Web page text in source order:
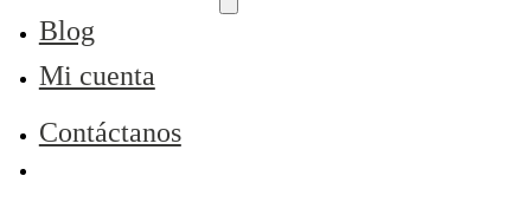
Blog
Mi cuenta
Contáctanos